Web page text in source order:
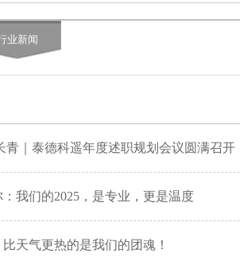
业新闻
青｜泰德科遥年度述职规划会议圆满召开
我们的2025，是专业，更是温度
天气更热的是我们的团魂！